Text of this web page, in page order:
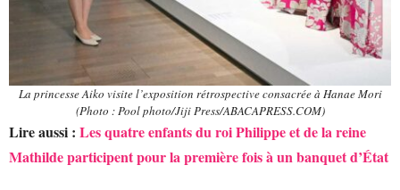
La princesse Aiko visite l’exposition rétrospective consacrée à Hanae Mori
(Photo : Pool photo/Jiji Press/ABACAPRESS.COM)
Lire aussi : Les quatre enfants du roi Philippe et de la reine
Mathilde participent pour la première fois à un banquet d’État